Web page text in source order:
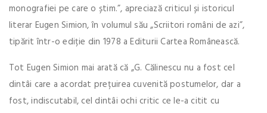
monografiei pe care o știm.”, apreciază criticul și istoricul
literar Eugen Simion, în volumul său „Scriitori români de azi”,
tipărit într-o ediție din 1978 a Editurii Cartea Românească.
Tot Eugen Simion mai arată că „G. Călinescu nu a fost cel
dintâi care a acordat prețuirea cuvenită postumelor, dar a
fost, indiscutabil, cel dintâi ochi critic ce le-a citit cu